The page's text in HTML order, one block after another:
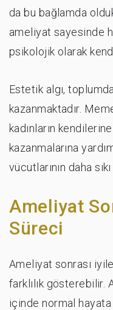
da bu bağlamda
ameliyat sayesinde
psikolojik olarak
Estetik algı,
kazanmaktadır.
kadınların
kazanmalarına
vücutlarının daha
Ameliyat
Süreci
Ameliyat sonrası
farklılık gösterebilir.
içinde normal